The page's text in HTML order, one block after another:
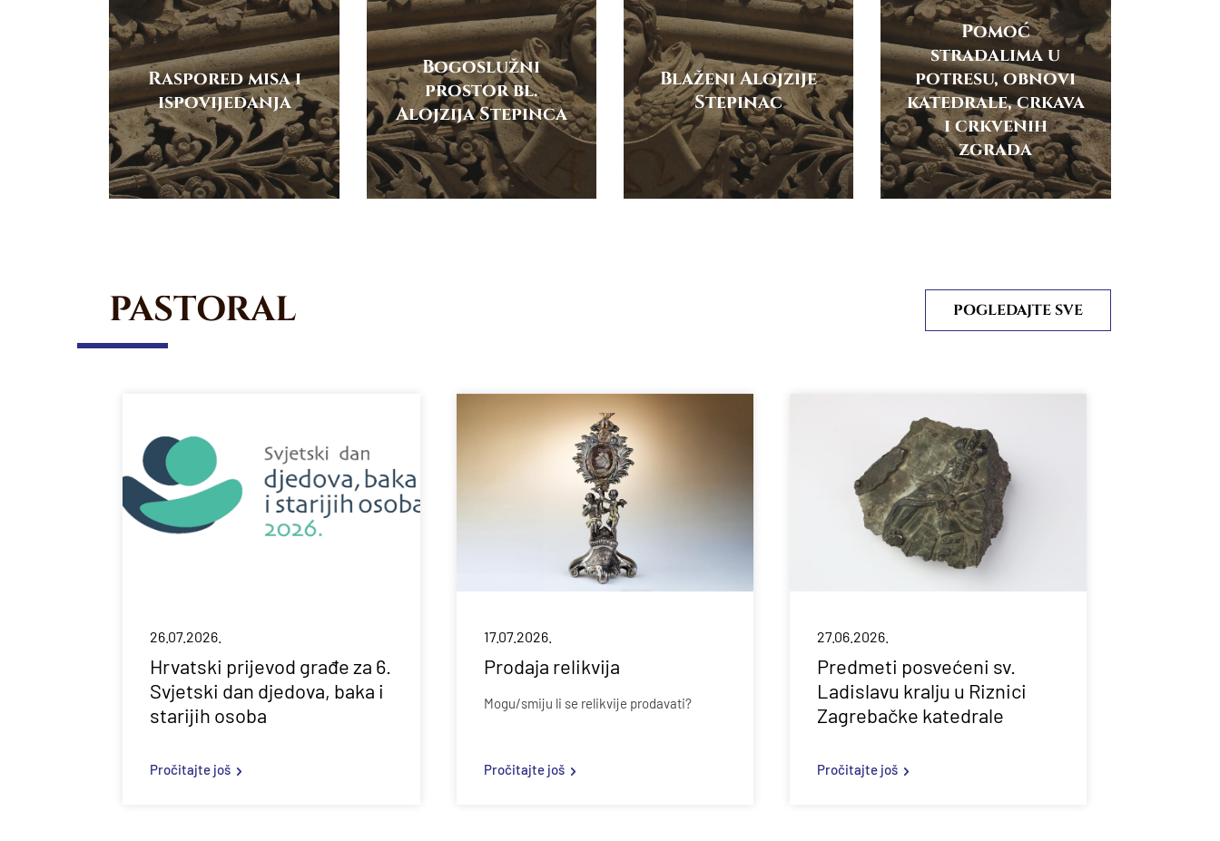
Raspored misa i
ispovijedanja
Bogoslužni
prostor bl.
Alojzija Stepinca
Blaženi Alojzije
Stepinac
Pomoć
stradalima u
potresu, obnovi
katedrale, crkava
i crkvenih
zgrada
PASTORAL POGLEDAJTE SVE
26.07.2026.
Hrvatski prijevod građe za 6.
Svjetski dan djedova, baka i
starijih osoba
Pročitajte još
17.07.2026.
Prodaja relikvija
Mogu/smiju li se relikvije prodavati?
Pročitajte još
27.06.2026.
Predmeti posvećeni sv.
Ladislavu kralju u Riznici
Zagrebačke katedrale
Pročitajte još